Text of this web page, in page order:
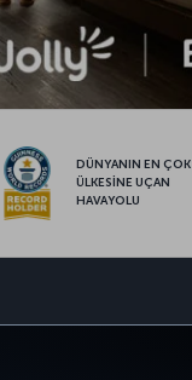
DÜNYANIN EN ÇOK
ÜLKESİNE UÇAN
HAVAYOLU